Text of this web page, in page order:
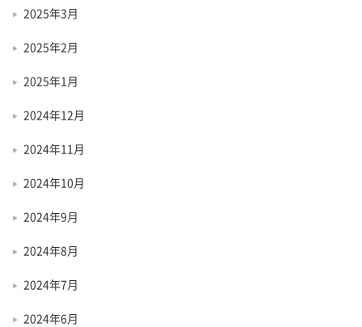
2025年3月
2025年2月
2025年1月
2024年12月
2024年11月
2024年10月
2024年9月
2024年8月
2024年7月
2024年6月